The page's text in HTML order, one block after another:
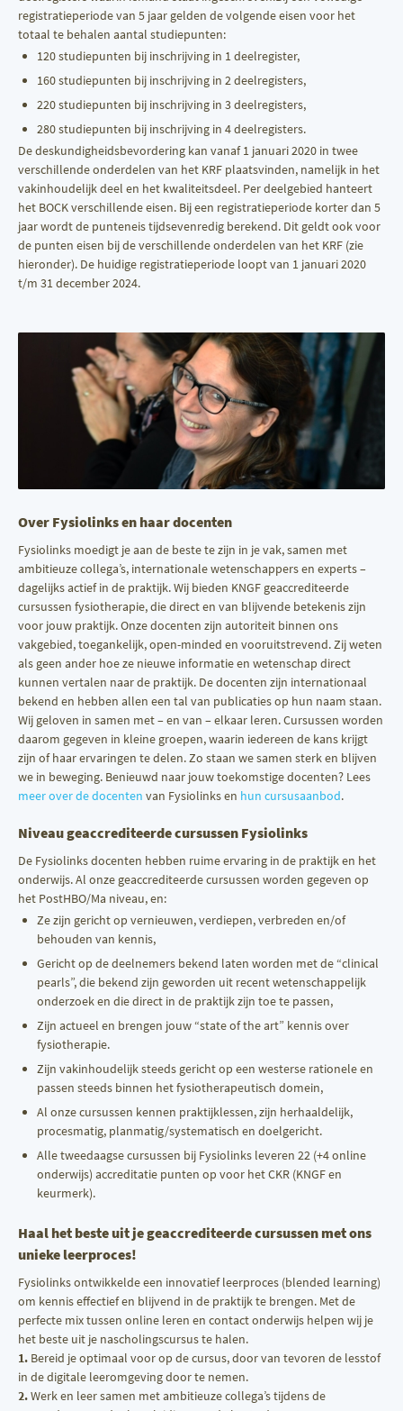
registratieperiode van 5 jaar gelden de volgende eisen voor het
totaal te behalen aantal studiepunten:
120 studiepunten bij inschrijving in 1 deelregister,
160 studiepunten bij inschrijving in 2 deelregisters,
220 studiepunten bij inschrijving in 3 deelregisters,
280 studiepunten bij inschrijving in 4 deelregisters.
De deskundigheidsbevordering kan vanaf 1 januari 2020 in twee
verschillende onderdelen van het KRF plaatsvinden, namelijk in het
vakinhoudelijk deel en het kwaliteitsdeel. Per deelgebied hanteert
het BOCK verschillende eisen. Bij een registratieperiode korter dan 5
jaar wordt de punteneis tijdsevenredig berekend. Dit geldt ook voor
de punten eisen bij de verschillende onderdelen van het KRF (zie
hieronder). De huidige registratieperiode loopt van 1 januari 2020
t/m 31 december 2024.
Over Fysiolinks en haar docenten
Fysiolinks moedigt je aan de beste te zijn in je vak, samen met
ambitieuze collega’s, internationale wetenschappers en experts –
dagelijks actief in de praktijk. Wij bieden KNGF geaccrediteerde
cursussen fysiotherapie, die direct en van blijvende betekenis zijn
voor jouw praktijk. Onze docenten zijn autoriteit binnen ons
vakgebied, toegankelijk, open-minded en vooruitstrevend. Zij weten
als geen ander hoe ze nieuwe informatie en wetenschap direct
kunnen vertalen naar de praktijk. De docenten zijn internationaal
bekend en hebben allen een tal van publicaties op hun naam staan.
Wij geloven in samen met – en van – elkaar leren. Cursussen worden
daarom gegeven in kleine groepen, waarin iedereen de kans krijgt
zijn of haar ervaringen te delen. Zo staan we samen sterk en blijven
we in beweging. Benieuwd naar jouw toekomstige docenten? Lees
meer over de docenten van Fysiolinks en hun cursusaanbod.
Niveau geaccrediteerde cursussen Fysiolinks
De Fysiolinks docenten hebben ruime ervaring in de praktijk en het
onderwijs. Al onze geaccrediteerde cursussen worden gegeven op
het PostHBO/Ma niveau, en:
Ze zijn gericht op vernieuwen, verdiepen, verbreden en/of
behouden van kennis,
Gericht op de deelnemers bekend laten worden met de “clinical
pearls”, die bekend zijn geworden uit recent wetenschappelijk
onderzoek en die direct in de praktijk zijn toe te passen,
Zijn actueel en brengen jouw “state of the art” kennis over
fysiotherapie.
Zijn vakinhoudelijk steeds gericht op een westerse rationele en
passen steeds binnen het fysiotherapeutisch domein,
Al onze cursussen kennen praktijklessen, zijn herhaaldelijk,
procesmatig, planmatig/systematisch en doelgericht.
Alle tweedaagse cursussen bij Fysiolinks leveren 22 (+4 online
onderwijs) accreditatie punten op voor het CKR (KNGF en
keurmerk).
Haal het beste uit je geaccrediteerde cursussen met ons
unieke leerproces!
Fysiolinks ontwikkelde een innovatief leerproces (blended learning)
om kennis effectief en blijvend in de praktijk te brengen. Met de
perfecte mix tussen online leren en contact onderwijs helpen wij je
het beste uit je nascholingscursus te halen.
1. Bereid je optimaal voor op de cursus, door van tevoren de lesstof
in de digitale leeromgeving door te nemen.
2.Werk en leer samen met ambitieuze collega’s tijdens de